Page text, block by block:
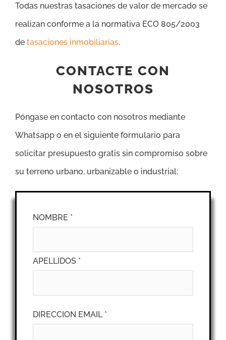
Todas nuestras tasaciones de valor de mercado se
realizan conforme a la normativa ECO 805/2003
de tasaciones inmobiliarias.
CONTACTE CON
NOSOTROS
Póngase en contacto con nosotros mediante
Whatsapp o en el siguiente formulario para
solicitar presupuesto gratis sin compromiso sobre
su terreno urbano, urbanizable o industrial:
NOMBRE *
APELLIDOS *
DIRECCION EMAIL *